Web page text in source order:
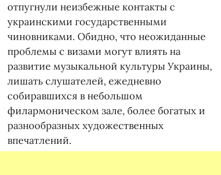
отпугнули неизбежные контакты с
украинскими государственными
чиновниками. Обидно, что неожиданные
проблемы с визами могут влиять на
развитие музыкальной культуры Украины,
лишать слушателей, ежедневно
собиравшихся в небольшом
филармоническом зале, более богатых и
разнообразных художественных
впечатлений.